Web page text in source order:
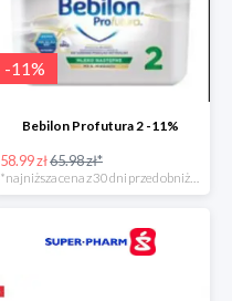
-11%
Bebilon Profutura 2 -11%
58.99 zł65.98 zł*
*najniższa cena z 30 dni przed obniżką